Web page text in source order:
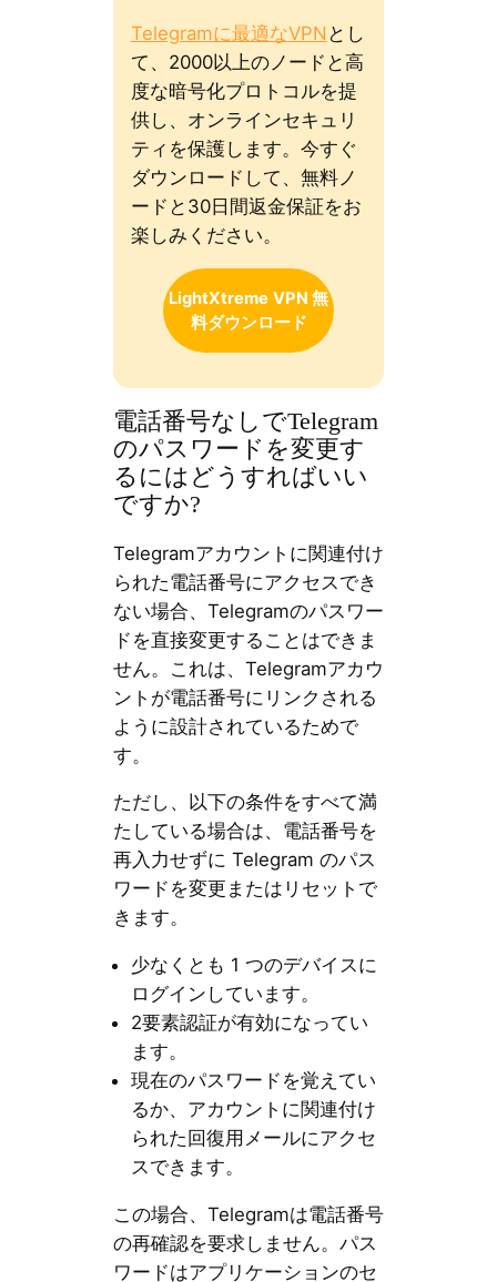
Telegramに最適なVPN とし
て、2000以上のノードと高
度な暗号化プロトコルを提
供し、オンラインセキュリ
ティを保護します。今すぐ
ダウンロードして、無料ノ
ードと30日間返金保証をお
楽しみください。
LightXtreme VPN 無
料ダウンロード
電話番号なしでTelegram
のパスワードを変更す
るにはどうすればいい
ですか?
Telegramアカウントに関連付け
られた電話番号にアクセスでき
ない場合、Telegramのパスワー
ドを直接変更することはできま
せん。これは、Telegramアカウ
ントが電話番号にリンクされる
ように設計されているためで
す。
ただし、以下の条件をすべて満
たしている場合は、電話番号を
再入力せずに Telegram のパス
ワードを変更またはリセットで
きます。
少なくとも 1 つのデバイスに
ログインしています。
2要素認証が有効になってい
ます。
現在のパスワードを覚えてい
るか、アカウントに関連付け
られた回復用メールにアクセ
スできます。
この場合、Telegramは電話番号
の再確認を要求しません。パス
ワードはアプリケーションのセ